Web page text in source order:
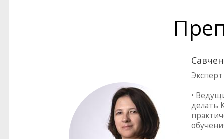
•
делать